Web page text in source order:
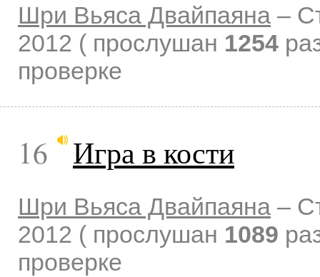
Шри Вьяса Двайпаяна –
2012 ( прослушан 1254
проверке
16 Игра в кости
Шри Вьяса Двайпаяна –
2012 ( прослушан 1089
проверке